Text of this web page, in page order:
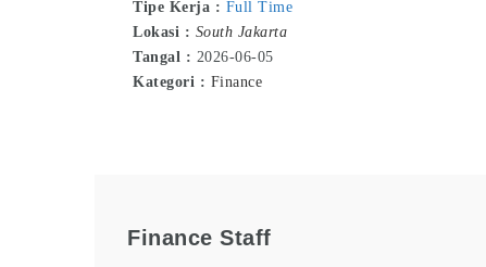
Tipe Kerja : Full Time
Lokasi : South Jakarta
Tangal : 2026-06-05
Kategori : Finance
Finance Staff